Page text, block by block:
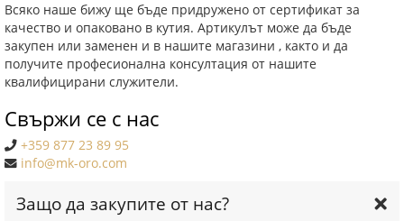
Всяко наше бижу ще бъде придружено от сертификат за
качество и опаковано в кутия. Артикулът може да бъде
закупен или заменен и в нашите магазини , както и да
получите професионална консултация от нашите
квалифицирани служители.
Свържи се с нас
+359 877 23 89 95
info@mk-oro.com
Защо да закупите от нас?